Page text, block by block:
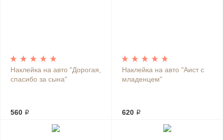
Наклейка на авто "Дорогая,
спасибо за сына"
560 ₽
Наклейка на авто "Аист с
младенцем"
620 ₽